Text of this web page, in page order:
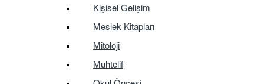
Kişisel Gelişim
Meslek Kitapları
Mitoloji
Muhtelif